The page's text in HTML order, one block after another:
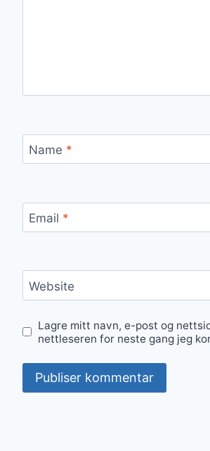
Name *
Email *
Website
Lagre mitt navn, e-post og
nettleseren for neste gang jeg